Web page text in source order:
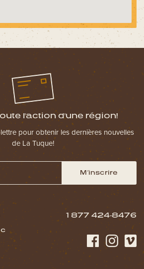
l'action d'une région!
pour obtenir les dernières nouvelles
de La Tuque!
M’inscrire
1 877 424-8476